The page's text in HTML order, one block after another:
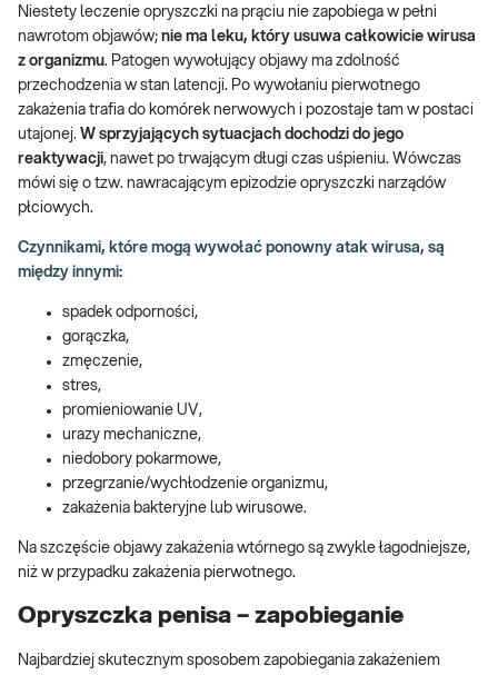
Niestety leczenie opryszczki na prąciu nie zapobiega w pełni
nawrotom objawów; nie ma leku, który usuwa całkowicie wirusa
z organizmu. Patogen wywołujący objawy ma zdolność
przechodzenia w stan latencji. Po wywołaniu pierwotnego
zakażenia trafia do komórek nerwowych i pozostaje tam w postaci
utajonej. W sprzyjających sytuacjach dochodzi do jego
reaktywacji, nawet po trwającym długi czas uśpieniu. Wówczas
mówi się o tzw. nawracającym epizodzie opryszczki narządów
płciowych.
Czynnikami, które mogą wywołać ponowny atak wirusa, są
między innymi:
spadek odporności,
gorączka,
zmęczenie,
stres,
promieniowanie UV,
urazy mechaniczne,
niedobory pokarmowe,
przegrzanie/wychłodzenie organizmu,
zakażenia bakteryjne lub wirusowe.
Na szczęście objawy zakażenia wtórnego są zwykle łagodniejsze,
niż w przypadku zakażenia pierwotnego.
Opryszczka penisa – zapobieganie
Najbardziej skutecznym sposobem zapobiegania zakażeniem